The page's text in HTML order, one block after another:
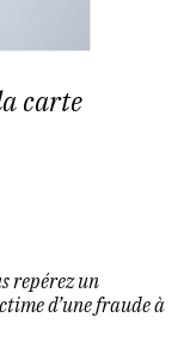
carte
repérez un
d’une fraude à